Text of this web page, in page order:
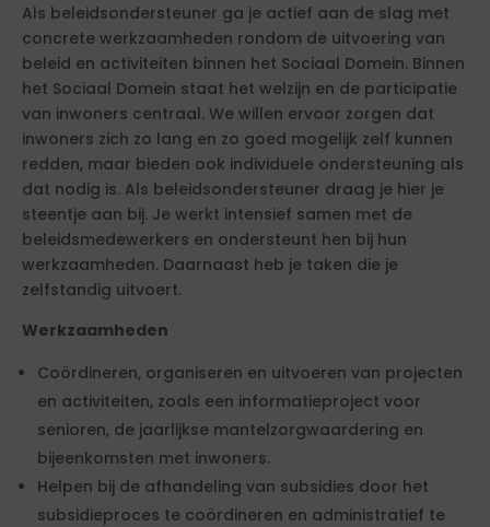
Als beleidsondersteuner ga je actief aan de slag met
concrete werkzaamheden rondom de uitvoering van
beleid en activiteiten binnen het Sociaal Domein. Binnen
het Sociaal Domein staat het welzijn en de participatie
van inwoners centraal. We willen ervoor zorgen dat
inwoners zich zo lang en zo goed mogelijk zelf kunnen
redden, maar bieden ook individuele ondersteuning als
dat nodig is. Als beleidsondersteuner draag je hier je
steentje aan bij. Je werkt intensief samen met de
beleidsmedewerkers en ondersteunt hen bij hun
werkzaamheden. Daarnaast heb je taken die je
zelfstandig uitvoert.
Werkzaamheden
Coördineren, organiseren en uitvoeren van projecten
en activiteiten, zoals een informatieproject voor
senioren, de jaarlijkse mantelzorgwaardering en
bijeenkomsten met inwoners.
Helpen bij de afhandeling van subsidies door het
subsidieproces te coördineren en administratief te